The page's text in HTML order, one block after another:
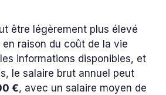
être légèrement plus élevé
en raison du coût de la vie
informations disponibles, et
le salaire brut annuel peut
€, avec un salaire moyen de